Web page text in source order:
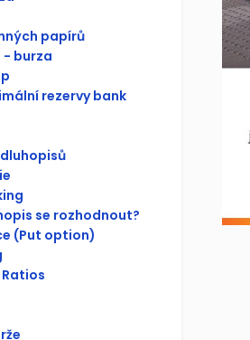
papírů
- burza
rezervy bank
se rozhodnout?
(Put option)